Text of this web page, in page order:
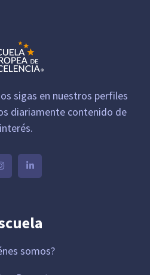
sigas en nuestros perfiles
diariamente contenido de
interés.
somos?